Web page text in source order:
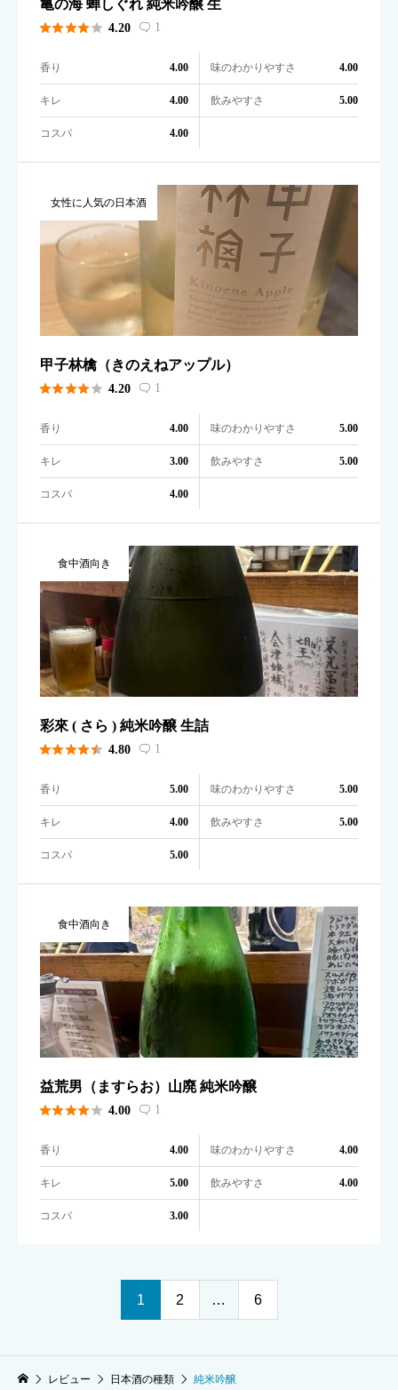
亀の海 蝉しぐれ 純米吟醸 生
 4.20  1
香り 4.00 味のわかりやすさ 4.00
キレ 4.00 飲みやすさ 5.00
コスパ 4.00
女性に人気の日本酒
甲子林檎（きのえねアップル）
 4.20  1
香り 4.00 味のわかりやすさ 5.00
キレ 3.00 飲みやすさ 5.00
コスパ 4.00
食中酒向き
彩來 ( さら ) 純米吟醸 生詰
 4.80  1
香り 5.00 味のわかりやすさ 5.00
キレ 4.00 飲みやすさ 5.00
コスパ 5.00
食中酒向き
益荒男（ますらお）山廃 純米吟醸
 4.00  1
香り 4.00 味のわかりやすさ 4.00
キレ 5.00 飲みやすさ 4.00
コスパ 3.00
1 2 … 6
レビュー 日本酒の種類 純米吟醸